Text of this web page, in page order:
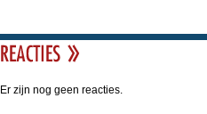
Er zijn nog geen reacties.